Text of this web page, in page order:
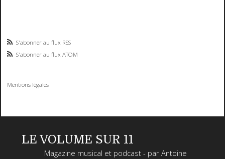
S'abonner au flux RSS
S'abonner au flux ATOM
Mentions légales
LE VOLUME SUR 11
Magazine musical et podcast - par Antoine